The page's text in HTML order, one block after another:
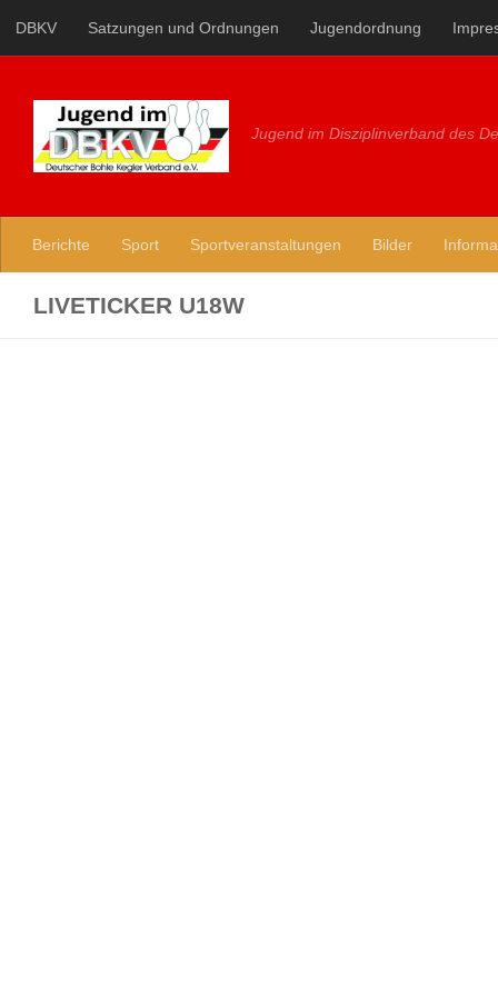
Zum Inhalt springen
DBKV Satzungen und Ordnungen Jugendordnung
Jugend im Disziplinverband des
Berichte Sport Sportveranstaltungen Bilder
LIVETICKER U18W